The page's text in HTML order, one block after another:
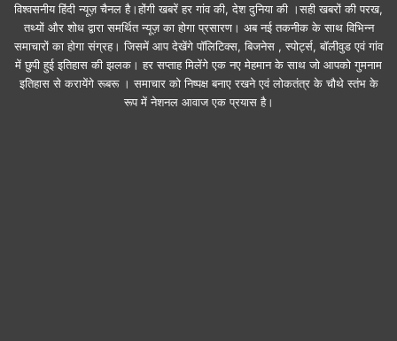
विश्वसनीय हिंदी न्यूज़ चैनल है।होंगी खबरें हर गांव की, देश दुनिया की ।सही खबरों की परख,
तथ्यों और शोध द्वारा समर्थित न्यूज़ का होगा प्रसारण। अब नई तकनीक के साथ विभिन्न
समाचारों का होगा संग्रह। जिसमें आप देखेंगे पॉलिटिक्स, बिजनेस , स्पोर्ट्स, बॉलीवुड एवं गांव
में छुपी हुई इतिहास की झलक। हर सप्ताह मिलेंगे एक नए मेहमान के साथ जो आपको गुमनाम
इतिहास से करायेंगे रूबरू । समाचार को निष्पक्ष बनाए रखने एवं लोकतंत्र के चौथे स्तंभ के
रूप में नेशनल आवाज एक प्रयास है।